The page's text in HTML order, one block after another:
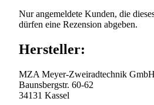
Nur angemeldete Kunden, die
dürfen eine Rezension abgeben.
Hersteller:
MZA Meyer-Zweiradtechnik GmbH
Baunsbergstr. 60-62
34131 Kassel